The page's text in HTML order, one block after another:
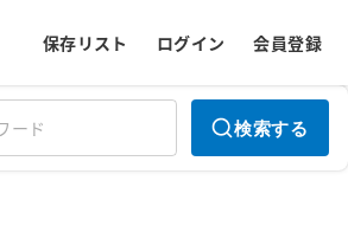
保存リスト ログイン 会員登録
検索する